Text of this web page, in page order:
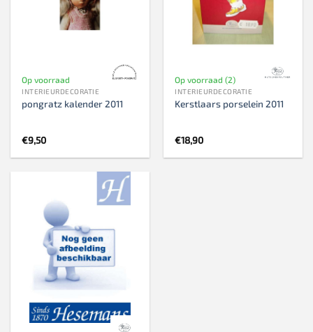
Op voorraad
INTERIEURDECORATIE
pongratz kalender 2011
€9,50
Op voorraad (2)
INTERIEURDECORATIE
Kerstlaars porselein 2011
€18,90